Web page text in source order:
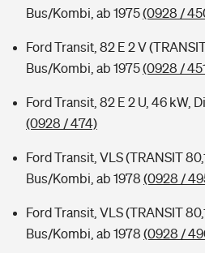
Bus/Kombi, ab 1975(0928 /
Ford Transit, 82 E 2 V
Bus/Kombi, ab 1975(0928 /
Ford Transit, 82 E 2 U, 46 kW,
(0928 / 474)
Ford Transit, VLS (TRANSIT
Bus/Kombi, ab 1978 (0928 /
Ford Transit, VLS (TRANSIT
Bus/Kombi, ab 1978 (0928 /